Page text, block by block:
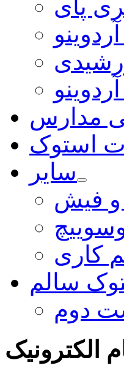
مدارس
استوک
سایر
فیش
کاری
سالم
دوم
الکترونیک